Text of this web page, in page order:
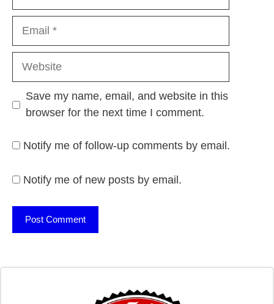
Website
Save my name, email, and website in this
browser for the next time I comment.
Notify me of follow-up comments by email.
Notify me of new posts by email.